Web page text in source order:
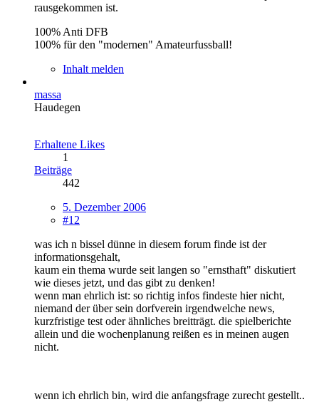
rausgekommen ist.
100% Anti DFB
100% für den "modernen" Amateurfussball!
Inhalt melden
massa
Haudegen
Erhaltene Likes
1
Beiträge
442
5. Dezember 2006
#12
was ich n bissel dünne in diesem forum finde ist der
informationsgehalt,
kaum ein thema wurde seit langen so "ernsthaft" diskutiert
wie dieses jetzt, und das gibt zu denken!
wenn man ehrlich ist: so richtig infos findeste hier nicht,
niemand der über sein dorfverein irgendwelche news,
kurzfristige test oder ähnliches breitträgt. die spielberichte
allein und die wochenplanung reißen es in meinen augen
nicht.
wenn ich ehrlich bin, wird die anfangsfrage zurecht gestellt..